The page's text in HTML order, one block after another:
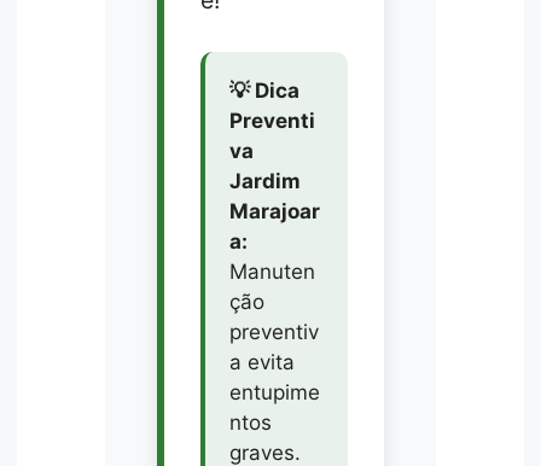
💡 Dica
Preventi
va
Jardim
Marajoar
a:
Manuten
ção
preventiv
a evita
entupime
ntos
graves.